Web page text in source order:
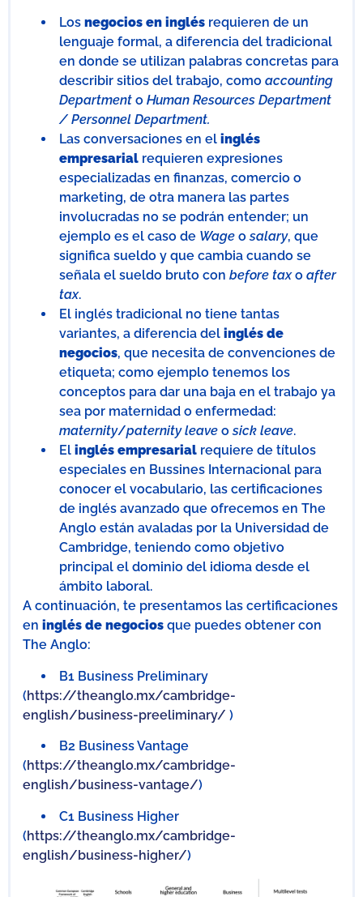
Los negocios en inglés requieren de un
lenguaje formal, a diferencia del tradicional
en donde se utilizan palabras concretas para
describir sitios del trabajo, como accounting
Department o Human Resources Department
/ Personnel Department.
Las conversaciones en el inglés
empresarial requieren expresiones
especializadas en finanzas, comercio o
marketing, de otra manera las partes
involucradas no se podrán entender; un
ejemplo es el caso de Wage osalary, que
significa sueldo y que cambia cuando se
señala el sueldo bruto con before taxo after
tax.
El inglés tradicional no tiene tantas
variantes, a diferencia del inglés de
negocios, que necesita de convenciones de
etiqueta; como ejemplo tenemos los
conceptos para dar una baja en el trabajo ya
sea por maternidad o enfermedad:
maternity/paternity leave osick leave.
El inglés empresarial requiere de títulos
especiales en Bussines Internacional para
conocer el vocabulario, las certificaciones
de inglés avanzado que ofrecemos en The
Anglo están avaladas por la Universidad de
Cambridge, teniendo como objetivo
principal el dominio del idioma desde el
ámbito laboral.
A continuación, te presentamos las certificaciones
en inglés de negocios que puedes obtener con
The Anglo:
B1 Business Preliminary
(https://theanglo.mx/cambridge-
english/business-preeliminary/ )
B2 Business Vantage
(https://theanglo.mx/cambridge-
english/business-vantage/)
C1 Business Higher
(https://theanglo.mx/cambridge-
english/business-higher/)